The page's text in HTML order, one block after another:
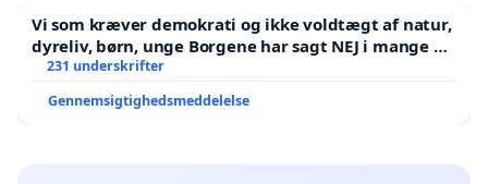
Vi som kræver demokrati og ikke voldtægt af natur,
dyreliv, børn, unge Borgene har sagt NEJ i mange år.
Der er
231 underskrifter
Gennemsigtighedsmeddelelse